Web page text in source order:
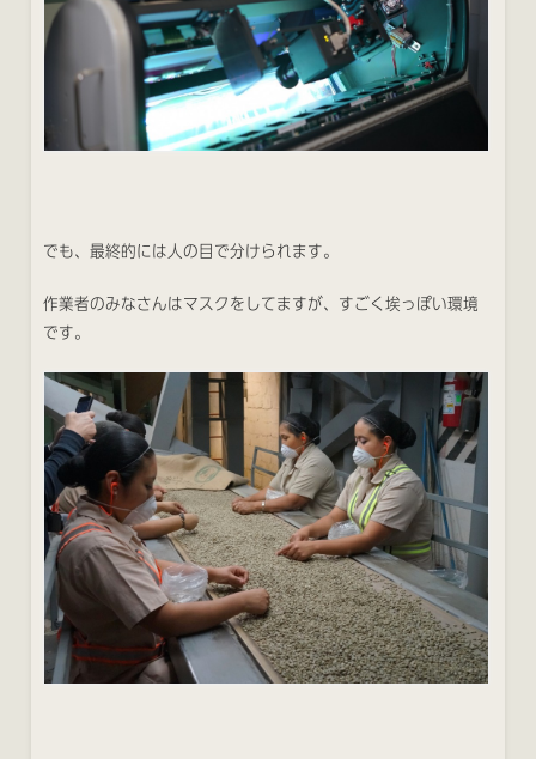
でも、最終的には人の目で分けられます。
作業者のみなさんはマスクをしてますが、すごく埃っぽい環境
です。